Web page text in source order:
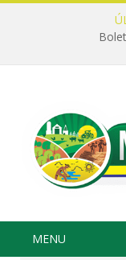
MENU